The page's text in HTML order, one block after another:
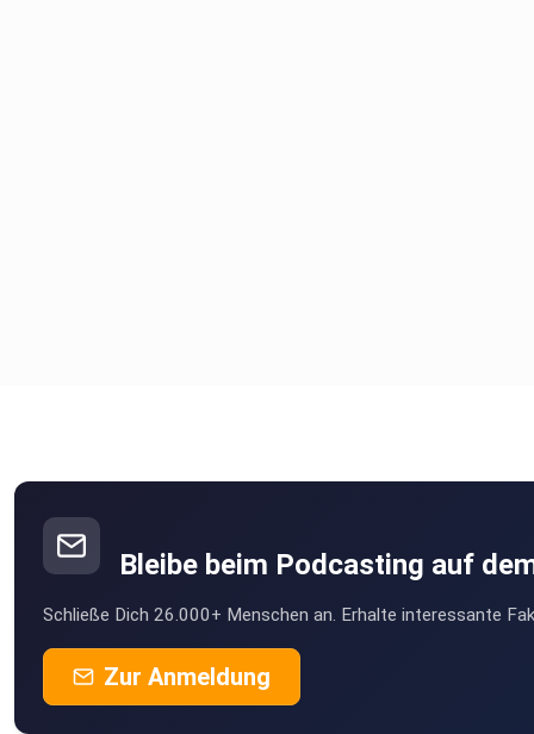
Bleibe beim Podcasting auf
Schließe Dich 26.000+ Menschen an. Erhalte interessante
Zur Anmeldung